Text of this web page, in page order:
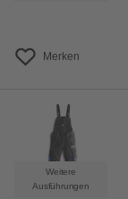
Merken
Weitere
Ausführungen